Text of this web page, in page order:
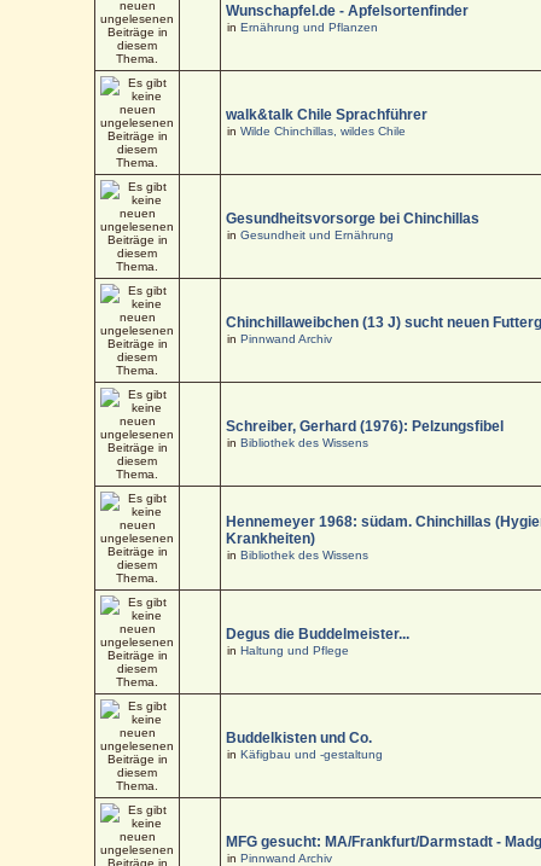
Wunschapfel.de - Apfelsortenfinder
inErnährung und Pflanzen
walk&talk Chile Sprachführer
inWilde Chinchillas, wildes Chile
Gesundheitsvorsorge bei Chinchillas
inGesundheit und Ernährung
Chinchillaweibchen (13 J) sucht neuen
inPinnwand Archiv
Schreiber, Gerhard (1976): Pelzungsfibel
inBibliothek des Wissens
Hennemeyer 1968: südam. Chinchillas
Krankheiten)
inBibliothek des Wissens
Degus die Buddelmeister...
inHaltung und Pflege
Buddelkisten und Co.
inKäfigbau und -gestaltung
MFG gesucht: MA/Frankfurt/Darmstadt -
inPinnwand Archiv